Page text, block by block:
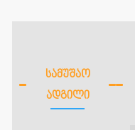
ᲡᲐᲛᲣᲨᲐᲝ
ᲐᲓᲒᲘᲚᲘ